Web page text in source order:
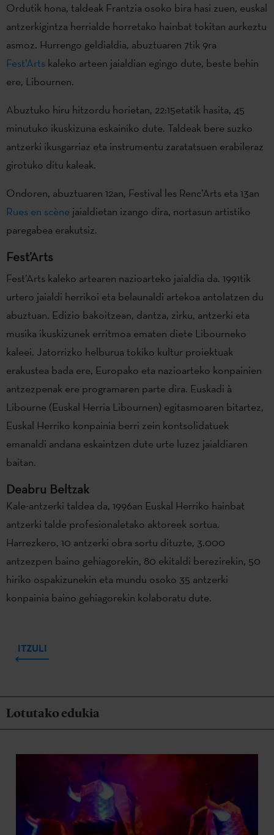
Ordutik hona, taldeak Frantzia osoko bira hasi zuen, euskal
antzerkigintza herrialde horretako hainbat tokitan aurkeztu
asmoz. Hurrengo geldialdia, abuztuaren 7tik 9ra
Fest’Arts kaleko arteen jaialdian egingo dute, beste behin
ere, Libournen.
Abuztuko hiru hitzordu horietan, 22:15etatik hasita, 45
minutuko ikuskizuna eskainiko dute. Taldeak bere suzko
antzerki ikusgarriaz eta instrumentu zaratatsuen erabileraz
girotuko ditu kaleak.
Ondoren, abuztuaren 12an, Festival les Renc’Arts eta 13an
Rues en scène jaialdietan izango dira, nortasun artistiko
paregabea erakutsiz.
Fest’Arts
Fest’Arts kaleko artearen nazioarteko jaialdia da. 1991tik
urtero jaialdi herrikoi eta belaunaldi artekoa antolatzen du
abuztuan. Edizio bakoitzean, dantza, zirku, antzerki eta
musika ikuskizunek erritmoa ematen diete Libourneko
kaleei. Jatorrizko helburua tokiko kultur proiektuak
erakustea bada ere, Europako eta nazioarteko konpainien
antzezpenak ere programaren parte dira. Euskadi à
Libourne (Euskal Herria Libournen) egitasmoaren bitartez,
Euskal Herriko konpainia berri zein kontsolidatuek
emanaldi andana eskaintzen dute urte luzez jaialdiaren
baitan.
Deabru Beltzak
Kale-antzerki taldea da, 1996an Euskal Herriko hainbat
antzerki talde profesionaletako aktoreek sortua.
Harrezkero, 10 antzerki obra sortu dituzte, 3.000
antzezpen baino gehiagorekin, 80 ekitaldi berezirekin, 50
hiriko ospakizunekin eta mundu osoko 35 antzerki
konpainia baino gehiagorekin kolaboratu dute.
ITZULI
Lotutako edukia